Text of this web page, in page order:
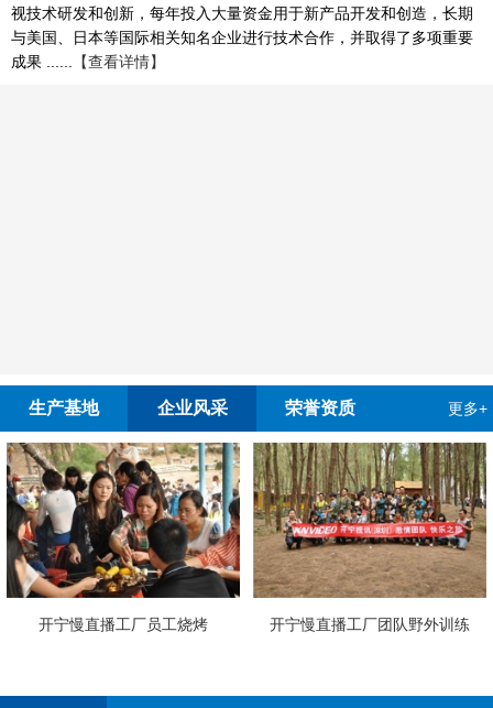
视技术研发和创新，每年投入大量资金用于新产品开发和创造，长期
与美国、日本等国际相关知名企业进行技术合作，并取得了多项重要
成果 ......
【查看详情】
生产基地 企业风采 荣誉资质 更多+
开宁慢直播工厂员工烧烤 开宁慢直播工厂团队野外训练